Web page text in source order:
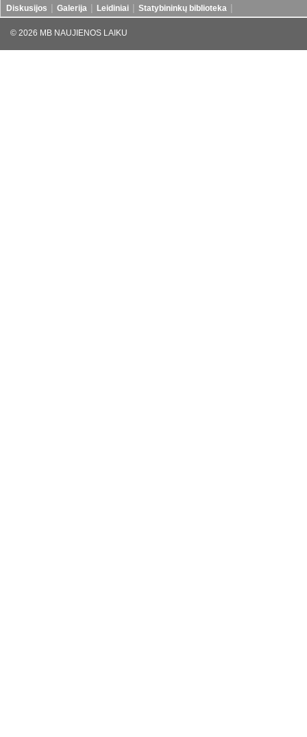
Diskusijos
Galerija Leidiniai Statybininkų biblioteka
© 2026 MB NAUJIENOS LAIKU